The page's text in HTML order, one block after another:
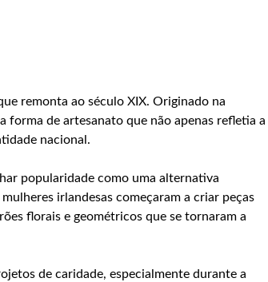
remonta ao século XIX. Originado na
forma de artesanato que não apenas refletia a
nacional.
popularidade como uma alternativa
irlandesas começaram a criar peças
florais e geométricos que se tornaram a
de caridade, especialmente durante a